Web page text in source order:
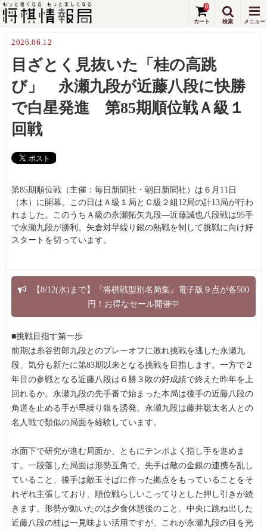
0
2026.06.12
目ざとく見抜いた「桂の高跳
び」 永瀬九段が近藤八段に快勝
で白星発進 第85期順位戦Ａ級１
回戦
第85期順位戦（主催：毎日新聞社・朝日新聞社）は６月11日
（木）に開幕。この日はＡ級１局とＣ級２組12局の計13局が行わ
れました。このうちＡ級の永瀬拓矢九段―近藤誠也八段戦は95手
で永瀬九段が勝利。矢倉対早繰り銀の熱戦を制して挑戦に向け好
スタートを切っています。
【8/12(水)まで】『将棋戦型別名局集』電子版９点が各500
円！お得なセール開催中
■挑戦目指す第一歩
前期は糸谷哲郎九段とのプレーオフに敗れ挑戦を逃した永瀬九
段、気分も新たに第83期以来となる挑戦を目指します。一方で２
年目の参戦となる近藤八段は６勝３敗の好成績で終えた昨年を上
回れるか。永瀬九段の先手番で始まった本局は後手の近藤八段の
角道を止める手が早繰り銀を誘発。永瀬九段は藤井聡太名人との
名人戦で類似の局面を経験しています。
水面下で研究が進む局面か、ともにテンポよく指し手を進めま
す。一段落した局面は形勢互角で、先手は敵の金銀の連携を乱し
ていること、後手は敵玉そばに作った拠点をもっていることをそ
れぞれ主張しており、順位戦らしいこってりとした押し引きが続
きます。形勢が動いたのは夕食休憩後のこと。中央に跳ね出した
近藤八段の桂は一見味よい活用ですが、これが永瀬九段の目を光